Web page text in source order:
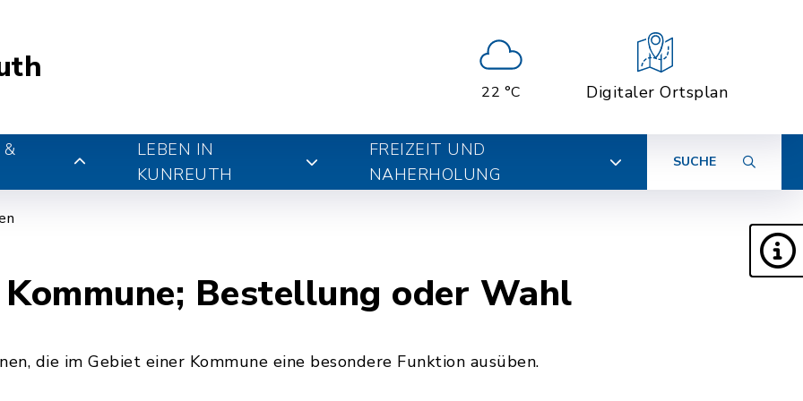
22 °C Digitaler Ortsplan
&
LEBEN IN
KUNREUTH
FREIZEIT UND
NAHERHOLUNG
SUCHE
Bestellung oder Wahl
die im Gebiet einer Kommune eine besondere Funktion ausüben.